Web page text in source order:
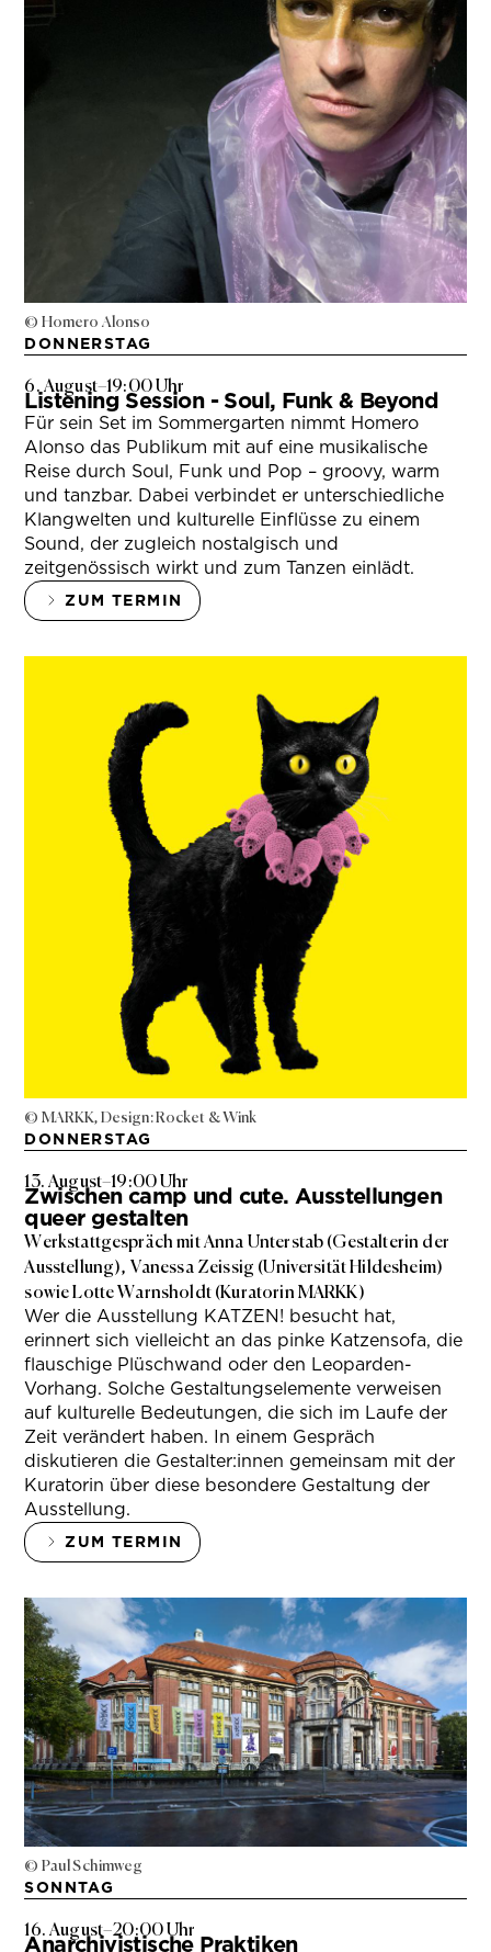
© Homero Alonso
DONNERSTAG
6. August–19:00 Uhr
Listening Session - Soul, Funk & Beyond
Für sein Set im Sommergarten nimmt Homero
Alonso das Publikum mit auf eine musikalische
Reise durch Soul, Funk und Pop – groovy, warm
und tanzbar. Dabei verbindet er unterschiedliche
Klangwelten und kulturelle Einflüsse zu einem
Sound, der zugleich nostalgisch und
zeitgenössisch wirkt und zum Tanzen einlädt.
ZUM TERMIN
© MARKK, Design: Rocket & Wink
DONNERSTAG
13. August–19:00 Uhr
Zwischen camp und cute. Ausstellungen
queer gestalten
Werkstattgespräch mit Anna Unterstab (Gestalterin der
Ausstellung), Vanessa Zeissig (Universität Hildesheim)
sowie Lotte Warnsholdt (Kuratorin MARKK)
Wer die Ausstellung KATZEN! besucht hat,
erinnert sich vielleicht an das pinke Katzensofa, die
flauschige Plüschwand oder den Leoparden-
Vorhang. Solche Gestaltungselemente verweisen
auf kulturelle Bedeutungen, die sich im Laufe der
Zeit verändert haben. In einem Gespräch
diskutieren die Gestalter:innen gemeinsam mit der
Kuratorin über diese besondere Gestaltung der
Ausstellung.
ZUM TERMIN
© Paul Schimweg
SONNTAG
16. August–20:00 Uhr
Anarchivistische Praktiken